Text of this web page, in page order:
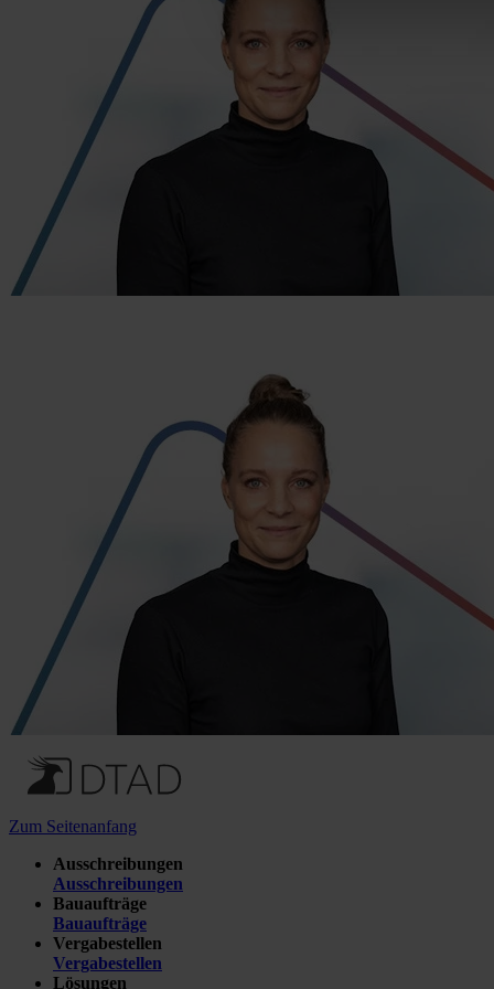
Zum Seitenanfang
Ausschreibungen
Ausschreibungen
Bauaufträge
Bauaufträge
Vergabestellen
Vergabestellen
Lösungen